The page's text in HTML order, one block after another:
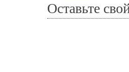
Оставьте